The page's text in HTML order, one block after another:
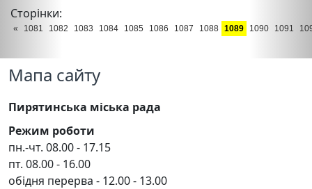
Сторінки:
« 1081 1082 1083 1084 1085 1086 1087 1088 1089 1090 1091
Мапа сайту
Пирятинська міська рада
Режим роботи
пн.-чт. 08.00 - 17.15
пт. 08.00 - 16.00
обідня перерва - 12.00 - 13.00